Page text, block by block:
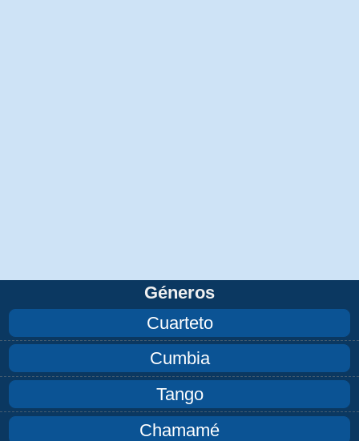
Géneros
Cuarteto
Cumbia
Tango
Chamamé